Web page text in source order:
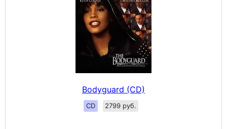
Bodyguard (CD)
CD 2799 руб.